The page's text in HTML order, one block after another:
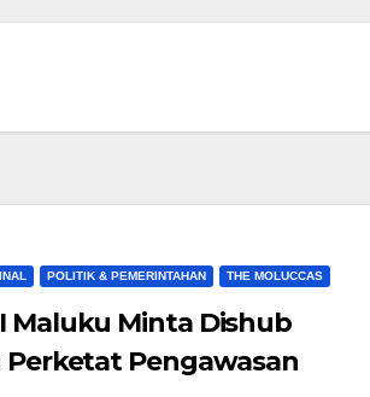
POLITIK & PEMERINTAHAN THE MOLUCCAS
Maluku Minta Dishub
Perketat Pengawasan